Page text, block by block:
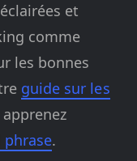
et
comme
les bonnes
guide sur les
.